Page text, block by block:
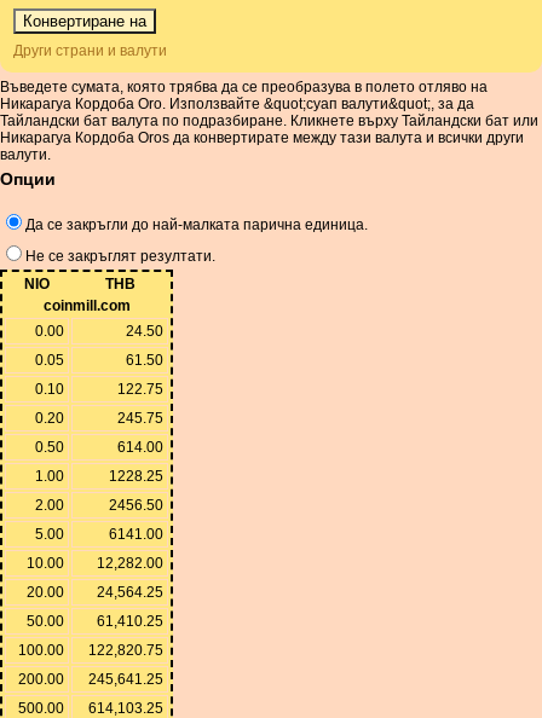
Други страни и валути
Въведете сумата, която трябва да се преобразува в полето отляво на
Никарагуа Кордоба Oro. Използвайте &quot;суап валути&quot;, за да
Тайландски бат валута по подразбиране. Кликнете върху Тайландски бат или
Никарагуа Кордоба Oros да конвертирате между тази валута и всички други
валути.
Опции
Да се ​​закръгли до най-малката парична единица.
Не се закръглят резултати.
NIO
THB
coinmill.com
0.00
24.50
0.05
61.50
0.10
122.75
0.20
245.75
0.50
614.00
1.00
1228.25
2.00
2456.50
5.00
6141.00
10.00
12,282.00
20.00
24,564.25
50.00
61,410.25
100.00
122,820.75
200.00
245,641.25
500.00
614,103.25